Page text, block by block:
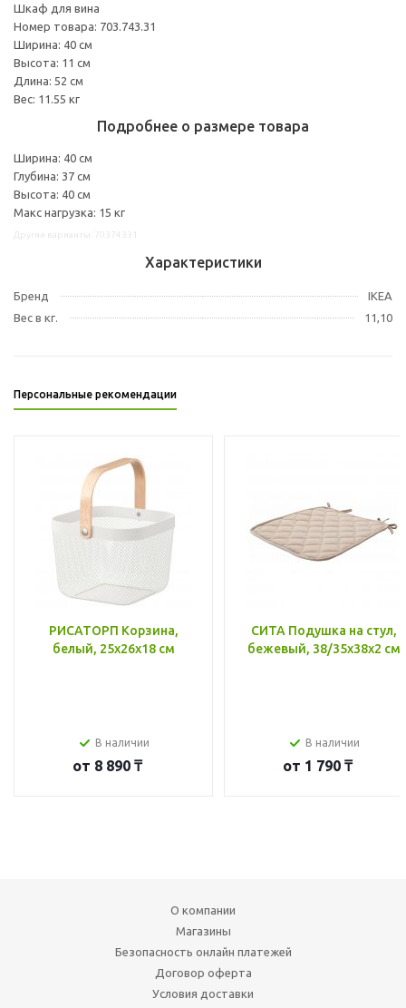
Шкаф для вина
Номер товара: 703.743.31
Ширина: 40 см
Высота: 11 см
Длина: 52 см
Вес: 11.55 кг
Подробнее о размере товара
Ширина: 40 см
Глубина: 37 см
Высота: 40 см
Макс нагрузка: 15 кг
Характеристики
Бренд
IKEA
Вес в кг.
11,10
Персональные рекомендации
РИСАТОРП Корзина,
белый, 25x26x18 см
В наличии
от 8 890 ₸
СИТА Подушка на стул,
бежевый, 38/35x38x2 см
В наличии
от 1 790 ₸
О компании
Магазины
Безопасность онлайн платежей
Договор оферта
Условия доставки